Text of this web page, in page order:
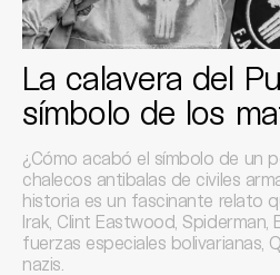
La calavera del
símbolo de los
¿Cómo acabó el símbolo de un
chalecos antibalas de civiles
historia es un fascinante relato
Irak, Clint Eastwood, Spiderman,
fuerzas especiales bolivarianas,
nazis.